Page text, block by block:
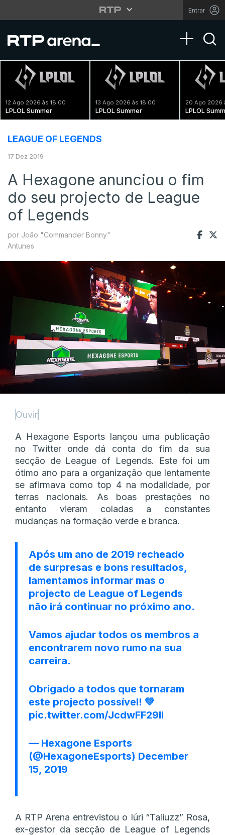
Entrar
Toggle
12 Ago 2026 às 18:00
LPLOL Summer
13 Ago 2026 às 18:00
LPLOL Summer
20 Ago 2026
LPLOL
LEAGUE OF LEGENDS
17 Dez 2019
A Hexagone anunciou o fim
do seu projecto de League
of Legends
por João "Commander Bonny"
Antunes
Ouvir
A Hexagone Esports lançou uma publicação
no Twitter onde dá conta do fim da sua
secção de League of Legends. Este foi um
ótimo ano para a organização que lentamente
se afirmava como top 4 na modalidade, por
terras nacionais. As boas prestações no
entanto vieram coladas a constantes
mudanças na formação verde e branca.
Após um ano de 2019 recheado
de surpresas e bons resultados,
lamentamos informar mas o
projecto de League of Legends
não irá continuar no próximo ano.
Vamos ajudar todos os membros a
encontrarem novo rumo na sua
carreira.
Obrigado a todos que tornaram
este projecto possível! 💚
pic.twitter.com/JcdwFF29Il
— Hexagone Esports
(@HexagoneEsports) December
15, 2019
A RTP Arena entrevistou o Iúri “Taliuzz” Rosa,
ex-gestor da secção de League of Legends